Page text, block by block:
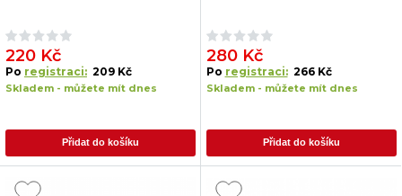
220 Kč
Po registraci: 209 Kč
Skladem - můžete mít dnes
Přidat do košíku
280 Kč
Po registraci: 266 Kč
Skladem - můžete mít dnes
Přidat do košíku